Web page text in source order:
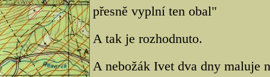
přesně vyplní ten obal"
A tak je rozhodnuto.
A nebožák Ivet dva dny maluje